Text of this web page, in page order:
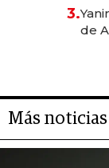
3.
de
Más noticias